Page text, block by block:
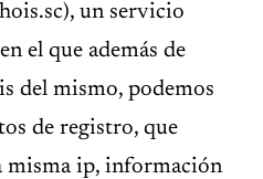
un servicio
el que además de
del mismo, podemos
de registro, que
misma ip, información